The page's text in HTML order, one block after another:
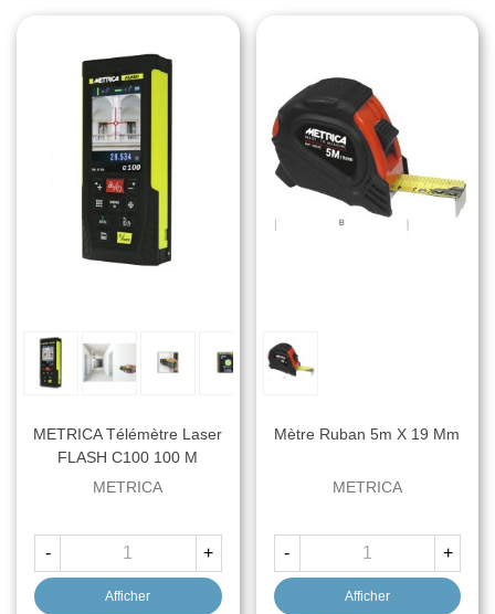
METRICA Télémètre Laser
FLASH C100 100 M
METRICA
- +
Afficher
Mètre Ruban 5m X 19 Mm
METRICA
- +
Afficher